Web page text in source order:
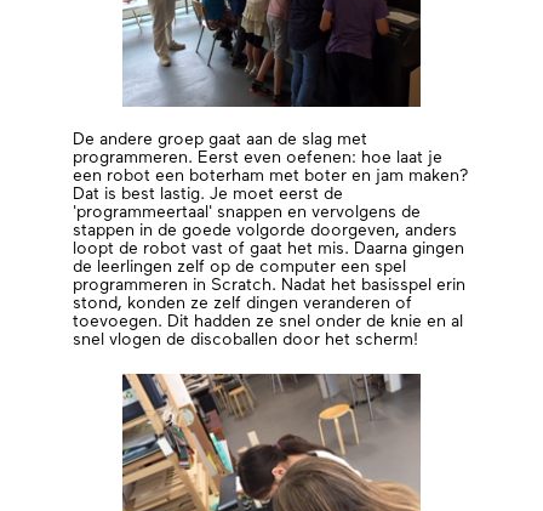
De andere groep gaat aan de slag met
programmeren. Eerst even oefenen: hoe laat je
een robot een boterham met boter en jam maken?
Dat is best lastig. Je moet eerst de
'programmeertaal' snappen en vervolgens de
stappen in de goede volgorde doorgeven, anders
loopt de robot vast of gaat het mis. Daarna gingen
de leerlingen zelf op de computer een spel
programmeren in Scratch. Nadat het basisspel erin
stond, konden ze zelf dingen veranderen of
toevoegen. Dit hadden ze snel onder de knie en al
snel vlogen de discoballen door het scherm!